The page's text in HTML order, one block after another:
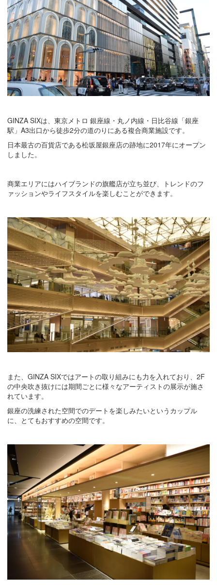
GINZA SIXは、東京メトロ 銀座線・丸ノ内線・日比谷線「銀座
駅」A3出口から徒歩2分の道のりにある複合商業施設です。
日本最古の百貨店である松坂屋銀座店の跡地に2017年にオープン
しました。
商業エリアにはハイブランドの旗艦店が立ち並び、トレンドのフ
ァッションやライフスタイルを楽しむことができます。
また、GINZA SIXではアートの取り組みにも力を入れており、2F
の中央吹き抜けには期間ごとに様々なアーティストの展示が施さ
れています。
銀座の洗練された空間でのデートを楽しみたいというカップル
に、とてもおすすめの空間です。